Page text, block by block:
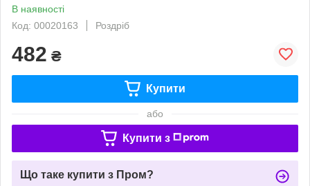
В наявності
Код: 00020163
Роздріб
482 ₴
Купити
або
Купити з
Що таке купити з Пром?